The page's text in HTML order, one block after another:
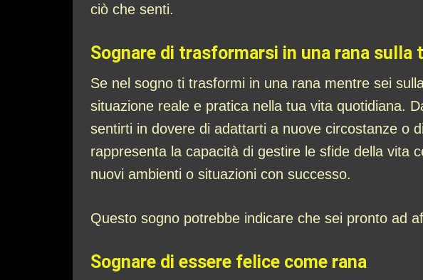
ciò che senti.
Sognare di trasformarsi in una rana sulla
Se nel sogno ti trasformi in una rana mentre sei
situazione reale e pratica nella tua vita quotidiana.
sentirti in dovere di adattarti a nuove circostanze o
rappresenta la capacità di gestire le sfide della vita
nuovi ambienti o situazioni con successo.
Questo sogno potrebbe indicare che sei pronto ad
Sognare di essere felice come rana